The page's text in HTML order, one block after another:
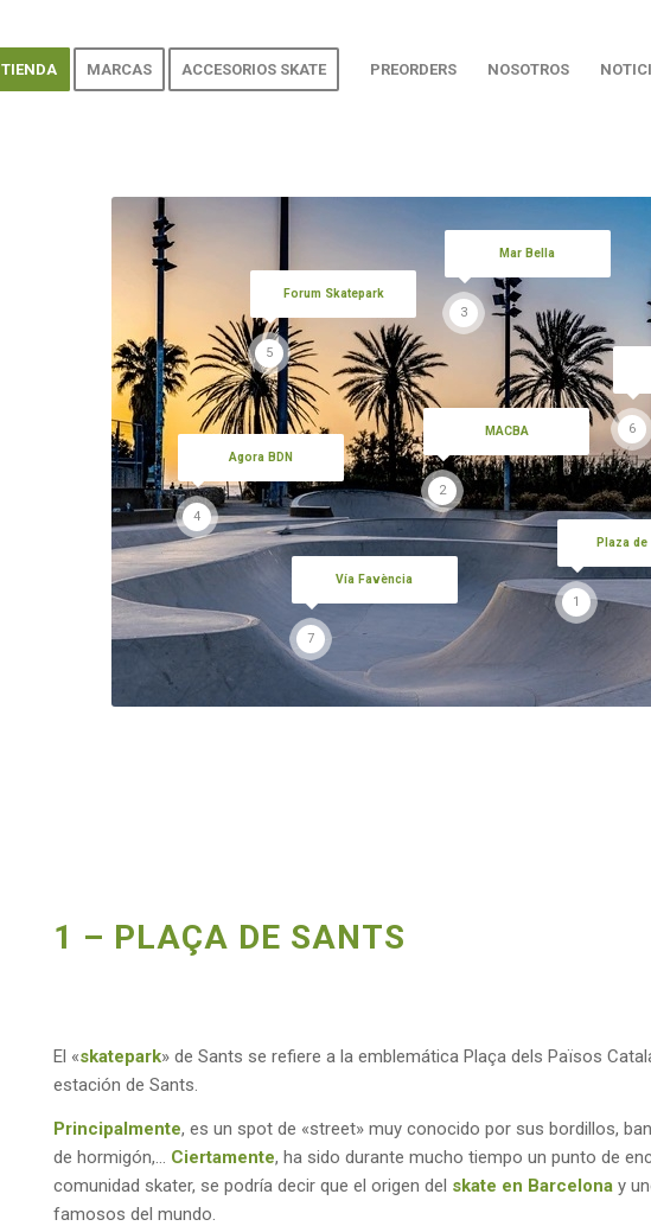
TIENDA MARCAS ACCESORIOS SKATE PREORDERS NOSOTROS
1
Plaza de
2
MACBA
3
Mar Bella
4
Agora BDN
5
Forum Skatepark
6
7
Vía Favència
1 – PLAÇA DE SANTS
El «skatepark» de Sants se refiere a la emblemática Plaça dels Països
estación de Sants.
Principalmente, es un spot de «street» muy conocido por sus bordillos,
de hormigón,… Ciertamente, ha sido durante mucho tiempo un punto de
comunidad skater, se podría decir que el origen del skate en Barcelona y
famosos del mundo.